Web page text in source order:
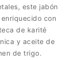
este jabón
con
de karité
y aceite de
de trigo.